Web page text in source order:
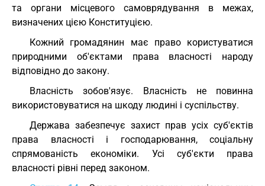
та органи місцевого самоврядування в межах,
визначених цією Конституцією.
Кожний громадянин має право користуватися
природними об'єктами права власності народу
відповідно до закону.
Власність зобов'язує. Власність не повинна
використовуватися на шкоду людині і суспільству.
Держава забезпечує захист прав усіх суб'єктів
права власності і господарювання, соціальну
спрямованість економіки. Усі суб'єкти права
власності рівні перед законом.